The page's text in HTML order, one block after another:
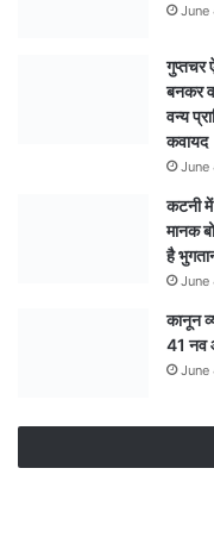
June
गुप्तचर
बनकर
वन्य
कवायद
June
कटनी
मानक
है
June
कानून
41 नव
June